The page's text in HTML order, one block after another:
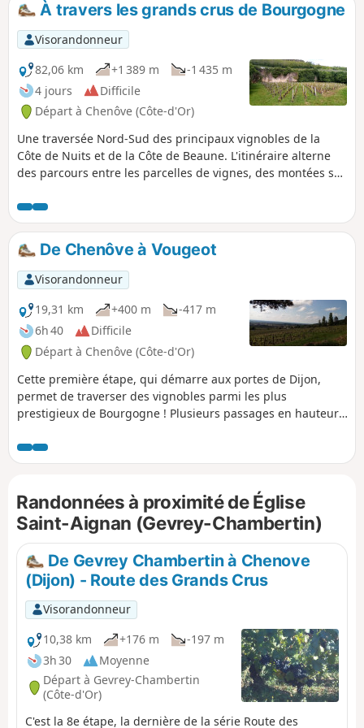
p
À travers les grands crus de Bourgogne
Visorandonneur
82,06 km
+1 389 m
-1 435 m
4 jours
Difficile
Départ à Chenôve (Côte-d'Or)
Une traversée Nord-Sud des principaux vignobles de la
Côte de Nuits et de la Côte de Beaune. L'itinéraire alterne
des parcours entre les parcelles de vignes, des montées sur
des passages en forêts. Chaque étape peut être l'occasion
de déguster quelques crus prestigieux ou plus modestes,
toujours avec modération.
De Chenôve à Vougeot
Visorandonneur
19,31 km
+400 m
-417 m
6h 40
Difficile
Départ à Chenôve (Côte-d'Or)
Cette première étape, qui démarre aux portes de Dijon,
permet de traverser des vignobles parmi les plus
prestigieux de Bourgogne ! Plusieurs passages en hauteur,
de variété et offrent quelques superbes panoramas.
Randonnées à proximité de Église
Saint-Aignan (Gevrey-Chambertin)
De Gevrey Chambertin à Chenove
(Dijon) - Route des Grands Crus
Visorandonneur
10,38 km
+176 m
-197 m
3h 30
Moyenne
Départ à Gevrey-Chambertin
(Côte-d'Or)
C'est la 8e étape, la dernière de la série Route des